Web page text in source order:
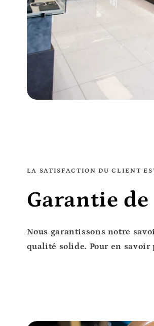
LA SATISFACTION DU CLIENT
Garantie
Nous garantissons notre
qualité solide. Pour en savoir